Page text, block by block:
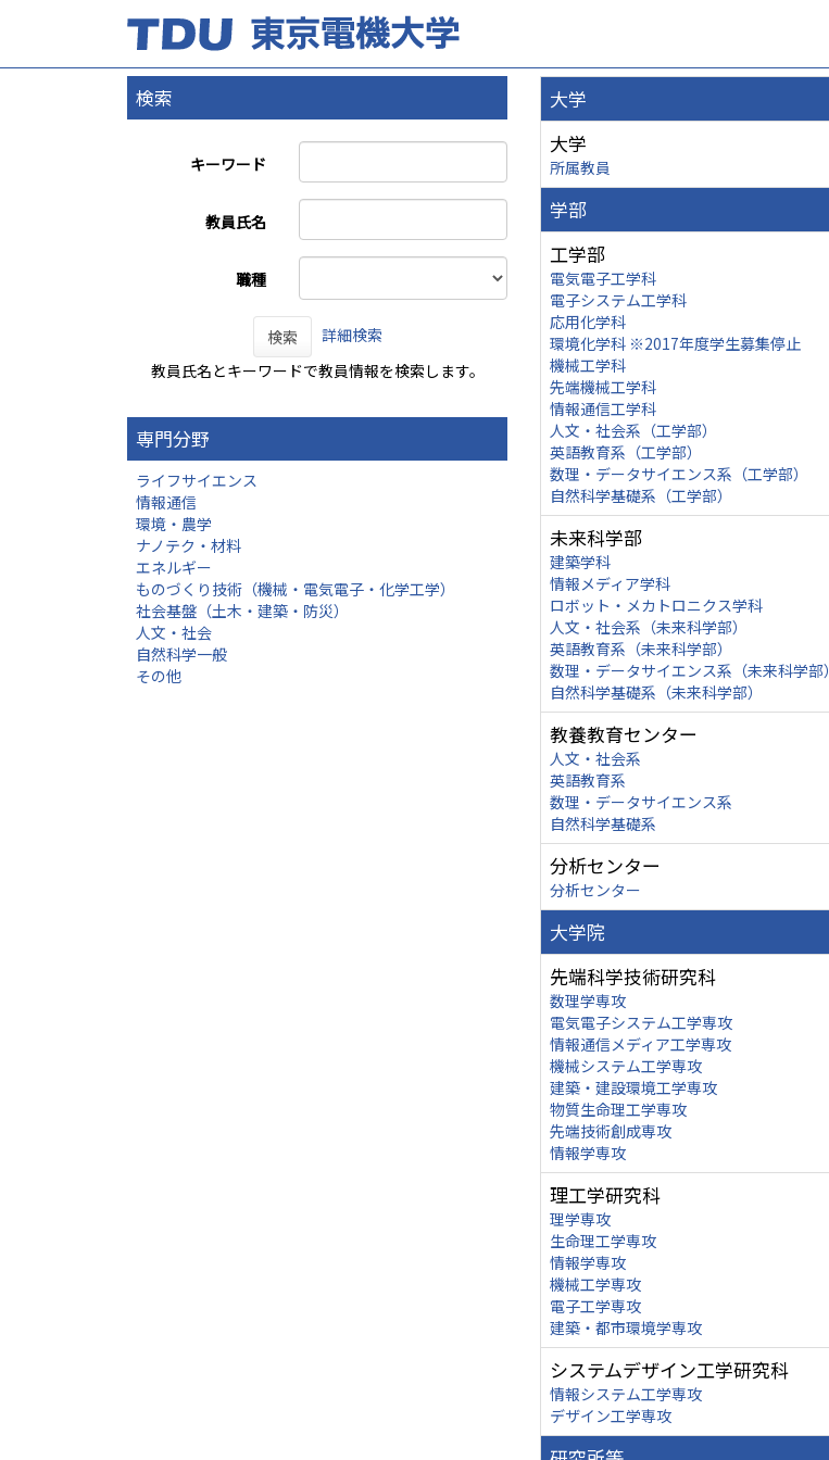
検索
キーワード
教員氏名
職種
検索
詳細検索
教員氏名とキーワードで教員情報を検索します。
専門分野
ライフサイエンス
情報通信
環境・農学
ナノテク・材料
エネルギー
ものづくり技術（機械・電気電子・化学工学）
社会基盤（土木・建築・防災）
人文・社会
自然科学一般
その他
大学
大学
所属教員
学部
工学部
電気電子工学科
電子システム工学科
応用化学科
環境化学科 ※2017年度学生募集停止
機械工学科
先端機械工学科
情報通信工学科
人文・社会系（工学部）
英語教育系（工学部）
数理・データサイエンス系（工学部）
自然科学基礎系（工学部）
未来科学部
建築学科
情報メディア学科
ロボット・メカトロニクス学科
人文・社会系（未来科学部）
英語教育系（未来科学部）
数理・データサイエンス系（未来科学部）
自然科学基礎系（未来科学部）
教養教育センター
人文・社会系
英語教育系
数理・データサイエンス系
自然科学基礎系
分析センター
分析センター
大学院
先端科学技術研究科
数理学専攻
電気電子システム工学専攻
情報通信メディア工学専攻
機械システム工学専攻
建築・建設環境工学専攻
物質生命理工学専攻
先端技術創成専攻
情報学専攻
理工学研究科
理学専攻
生命理工学専攻
情報学専攻
機械工学専攻
電子工学専攻
建築・都市環境学専攻
システムデザイン工学研究科
情報システム工学専攻
デザイン工学専攻